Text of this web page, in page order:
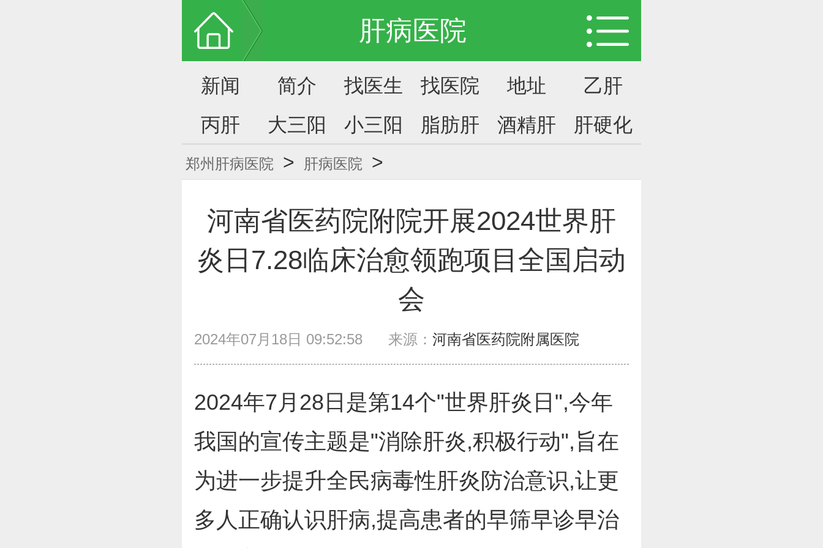
肝病医院
新闻 简介 找医生 找医院 地址
乙肝
丙肝
大三阳 小三阳 脂肪肝 酒精肝 肝硬化
郑州肝病医院 > 肝病医院 >
河南省医药院附院开展2024世界肝
炎日7.28临床治愈领跑项目全国启动
会
2024年07月18日 09:52:58 来源： 河南省医药院附属医院
2024年7月28日是第14个"世界肝炎日",今年
我国的宣传主题是"消除肝炎,积极行动",旨在
为进一步提升全民病毒性肝炎防治意识,让更
多人正确认识肝病,提高患者的早筛早诊早治